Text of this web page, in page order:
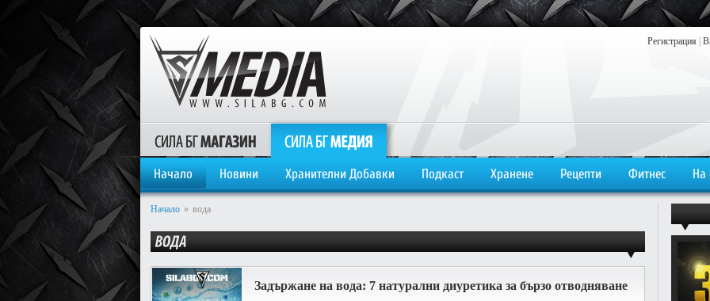
Регистрация
Начало Новини Хранителни Добавки Подкаст Хранене Рецепти Фитнес На
Начало » вода
Задържане на вода: 7 натурални диуретика за бързо отводняване